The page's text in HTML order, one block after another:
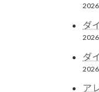
ダ
ダ
ア